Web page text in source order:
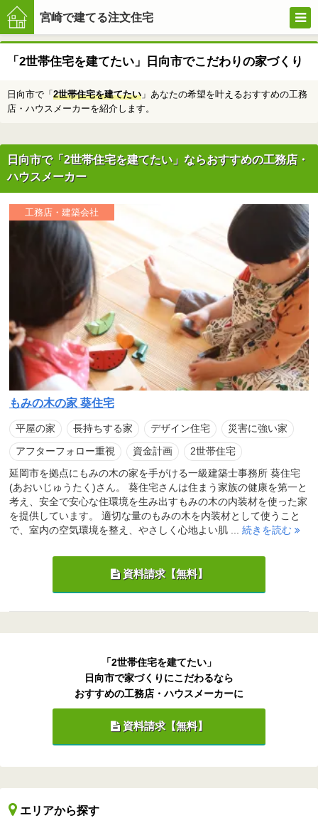
宮崎で建てる注文住宅
注文住
づくり
「2世帯住宅を建てたい」日向市でこだわりの家づくり
日向市で「 2世帯住宅を建てたい 」あなたの希望を叶えるおすすめの工務
店・ハウスメーカーを紹介します。
日向市で「2世帯住宅を建てたい」ならおすすめの工務店・
ハウスメーカー
もみの木の家 葵住宅
平屋の家 長持ちする家 デザイン住宅 災害に強い家
アフターフォロー重視 資金計画 2世帯住宅
延岡市を拠点にもみの木の家を手がける一級建築士事務所 葵住宅
(あおいじゅうたく)さん。 葵住宅さんは住まう家族の健康を第一と
考え、安全で安心な住環境を生み出すもみの木の内装材を使った家
を提供しています。 適切な量のもみの木を内装材として使うこと
で、室内の空気環境を整え、やさしく心地よい肌 ... 続きを読む
工務店・建築会社
資料請求【無料】
「2世帯住宅を建てたい」
日向市で家づくりにこだわるなら
おすすめの工務店・ハウスメーカーに
資料請求【無料】
エリアから探す